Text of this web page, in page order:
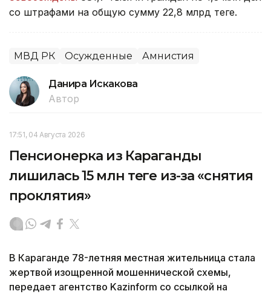
со штрафами на общую сумму 22,8 млрд теңге.
МВД РК Осужденные Амнистия
Данира Искакова
Автор
17:51, 04 Августа 2026
Пенсионерка из Караганды
лишилась 15 млн теңге из-за «снятия
проклятия»
В Караганде 78-летняя местная жительница стала
жертвой изощренной мошеннической схемы,
передает агентство Kazinform со ссылкой на